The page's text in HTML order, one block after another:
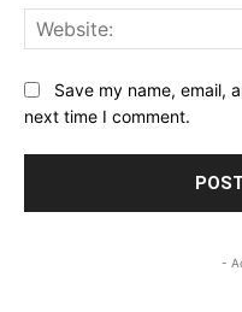
Save my name, email,
next time I comment.
-